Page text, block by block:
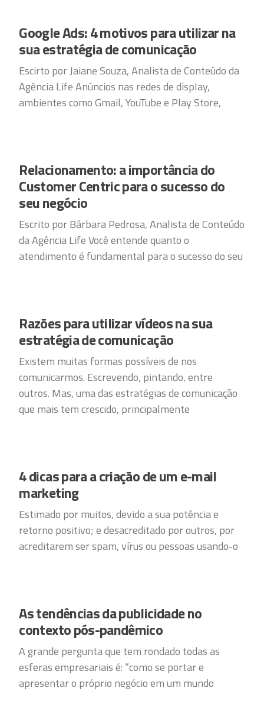
Google Ads: 4 motivos para utilizar na
sua estratégia de comunicação
Escirto por Jaiane Souza, Analista de Conteúdo da
Agência Life Anúncios nas redes de display,
ambientes como Gmail, YouTube e Play Store,
Relacionamento: a importância do
Customer Centric para o sucesso do
seu negócio
Escrito por Bárbara Pedrosa, Analista de Conteúdo
da Agência Life Você entende quanto o
atendimento é fundamental para o sucesso do seu
Razões para utilizar vídeos na sua
estratégia de comunicação
Existem muitas formas possíveis de nos
comunicarmos. Escrevendo, pintando, entre
outros. Mas, uma das estratégias de comunicação
que mais tem crescido, principalmente
4 dicas para a criação de um e-mail
marketing
Estimado por muitos, devido a sua potência e
retorno positivo; e desacreditado por outros, por
acreditarem ser spam, vírus ou pessoas usando-o
As tendências da publicidade no
contexto pós-pandêmico
A grande pergunta que tem rondado todas as
esferas empresariais é: “como se portar e
apresentar o próprio negócio em um mundo